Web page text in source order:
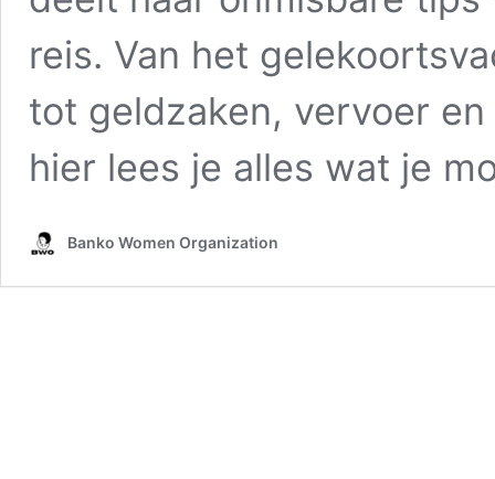
reis. Van het
tot geldzaken, vervoer
hier lees je alles wat je
Banko Women Organization